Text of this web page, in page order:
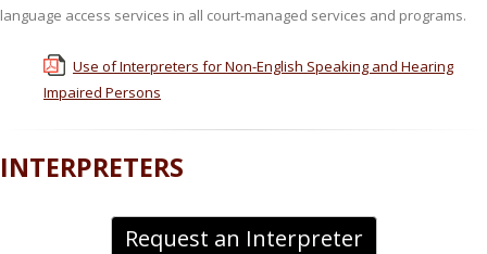
language access services in all court-managed services and programs.
Use of Interpreters for Non-English Speaking and Hearing
Impaired Persons
INTERPRETERS
Request an Interpreter